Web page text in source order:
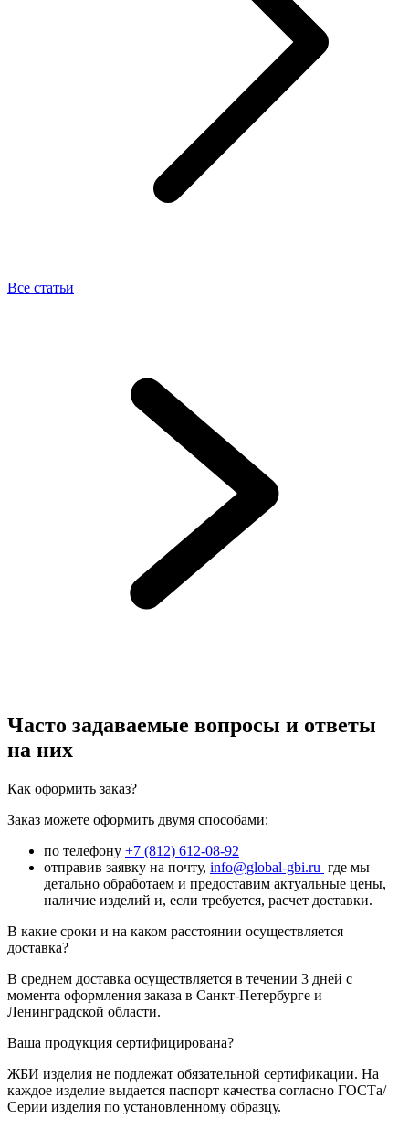
Все статьи
Часто задаваемые вопросы и ответы
на них
Как оформить заказ?
Заказ можете оформить двумя способами:
по телефону +7 (812) 612-08-92
отправив заявку на почту, info@global-gbi.ru где мы
детально обработаем и предоставим актуальные цены,
наличие изделий и, если требуется, расчет доставки.
В какие сроки и на каком расстоянии осуществляется
доставка?
В среднем доставка осуществляется в течении 3 дней с
момента оформления заказа в Санкт-Петербурге и
Ленинградской области.
Ваша продукция сертифицирована?
ЖБИ изделия не подлежат обязательной сертификации. На
каждое изделие выдается паспорт качества согласно ГОСТа/
Серии изделия по установленному образцу.